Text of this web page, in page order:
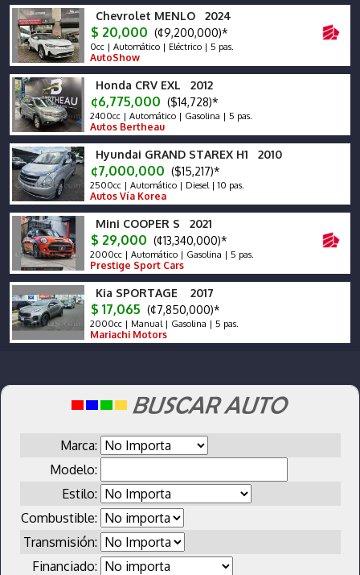
Chevrolet MENLO 2024
$ 20,000 (¢9,200,000)*
0cc | Automático | Eléctrico | 5 pas.
AutoShow
Honda CRV EXL 2012
¢6,775,000 ($14,728)*
2400cc | Automático | Gasolina | 5 pas.
Autos Bertheau
Hyundai GRAND STAREX H1 2010
¢7,000,000 ($15,217)*
2500cc | Automático | Diesel | 10 pas.
Autos Vía Korea
Mini COOPER S 2021
$ 29,000 (¢13,340,000)*
2000cc | Automático | Gasolina | 5 pas.
Prestige Sport Cars
Kia SPORTAGE 2017
$ 17,065 (¢7,850,000)*
2000cc | Manual | Gasolina | 5 pas.
Mariachi Motors
Marca:
Modelo:
Estilo:
Combustible:
Transmisión:
Financiado: